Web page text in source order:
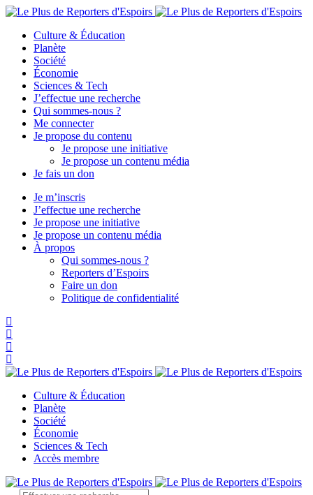
Culture & Éducation
Planète
Société
Économie
Sciences & Tech
J’effectue une recherche
Qui sommes-nous ?
Me connecter
Je propose du contenu
Je propose une initiative
Je propose un contenu média
Je fais un don
Je m’inscris
J’effectue une recherche
Je propose une initiative
Je propose un contenu média
À propos
Qui sommes-nous ?
Reporters d’Espoirs
Faire un don
Politique de confidentialité
Culture & Éducation
Planète
Société
Économie
Sciences & Tech
Accès membre